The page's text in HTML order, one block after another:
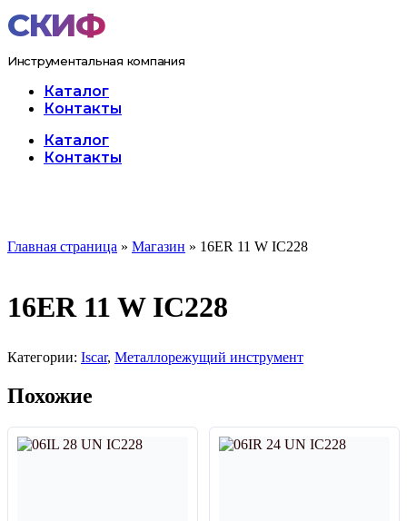
Перейти
к
Инструментальная компания
Каталог
Контакты
МенюКаталог
Контакты
Главная страница » Магазин » 16ER 11 W IC228
16ER 11 W IC228
Категории: Iscar, Металлорежущий инструмент
Похожие